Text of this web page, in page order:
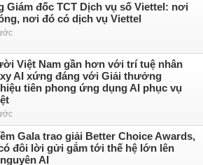
Giám đốc TCT Dịch vụ số Viettel: nơi
nơi đó có dịch vụ Viettel
Việt Nam gần hơn với trí tuệ nhân
AI xứng đáng với Giải thưởng
tiên phong ứng dụng AI phục vụ
Gala trao giải Better Choice Awards,
đôi lời gửi gắm tới thế hệ lớn lên
AI